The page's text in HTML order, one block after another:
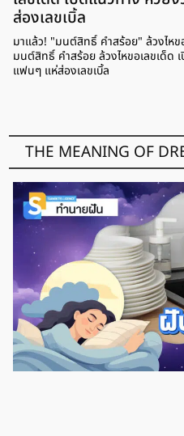
ส่องเลขเบิ้ล
มาแล้ว! "มนต์สิทธิ์ คำสร้อย" ล้วงไห
มนต์สิทธิ์ คำสร้อย ล้วงไหขอเลขเด็ด
แฟนๆ แห่ส่องเลขเบิ้ล
THE MEANING OF